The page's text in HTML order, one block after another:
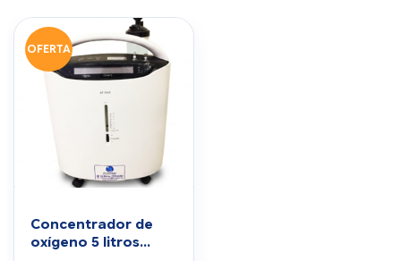
OFERTA
Concentrador de
oxígeno 5 litros